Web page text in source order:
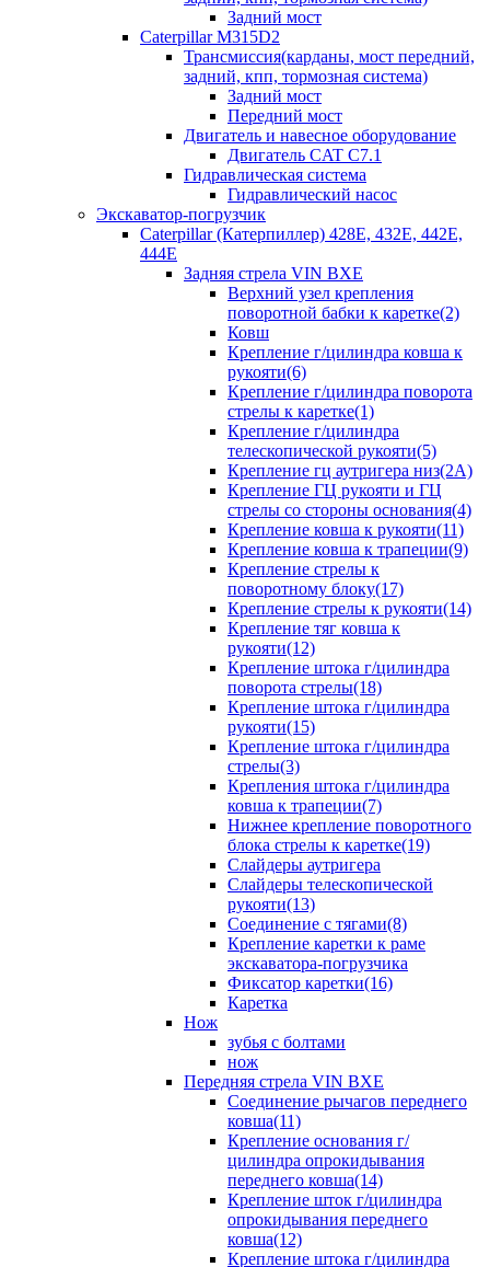
Задний мост
Caterpillar M315D2
Трансмиссия(карданы, мост передний,
задний, кпп, тормозная система)
Задний мост
Передний мост
Двигатель и навесное оборудование
Двигатель CAT C7.1
Гидравлическая система
Гидравлический насос
Экскаватор-погрузчик
Caterpillar (Катерпиллер) 428E, 432E, 442E,
444E
Задняя стрела VIN BXE
Верхний узел крепления
поворотной бабки к каретке(2)
Ковш
Крепление г/цилиндра ковша к
рукояти(6)
Крепление г/цилиндра поворота
стрелы к каретке(1)
Крепление г/цилиндра
телескопической рукояти(5)
Крепление гц аутригера низ(2А)
Крепление ГЦ рукояти и ГЦ
стрелы со стороны основания(4)
Крепление ковша к рукояти(11)
Крепление ковша к трапеции(9)
Крепление стрелы к
поворотному блоку(17)
Крепление стрелы к рукояти(14)
Крепление тяг ковша к
рукояти(12)
Крепление штока г/цилиндра
поворота стрелы(18)
Крепление штока г/цилиндра
рукояти(15)
Крепление штока г/цилиндра
стрелы(3)
Крепления штока г/цилиндра
ковша к трапеции(7)
Нижнее крепление поворотного
блока стрелы к каретке(19)
Слайдеры аутригера
Слайдеры телескопической
рукояти(13)
Соединение с тягами(8)
Крепление каретки к раме
экскаватора-погрузчика
Фиксатор каретки(16)
Каретка
Нож
зубья с болтами
нож
Передняя стрела VIN BXE
Cоединение рычагов переднего
ковша(11)
Крепление основания г/
цилиндра опрокидывания
переднего ковша(14)
Крепление шток г/цилиндра
опрокидывания переднего
ковша(12)
Крепление штока г/цилиндра